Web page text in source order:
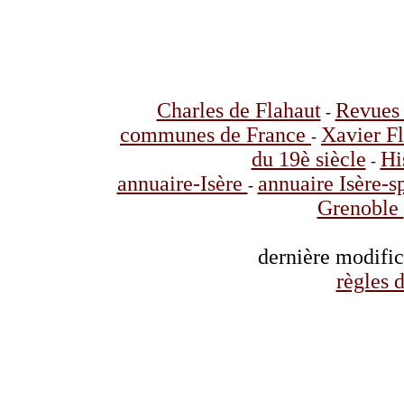
Charles de Flahaut-
communes de France - Xavier
du 19è siècle -
annuaire-Isère - annuaire Isère-
Grenoble
dernière
règles